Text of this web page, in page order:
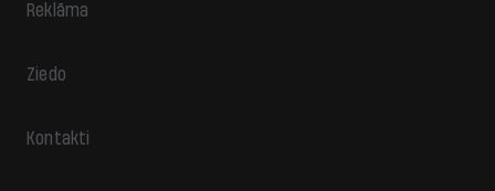
Reklāma
Ziedo
Kontakti